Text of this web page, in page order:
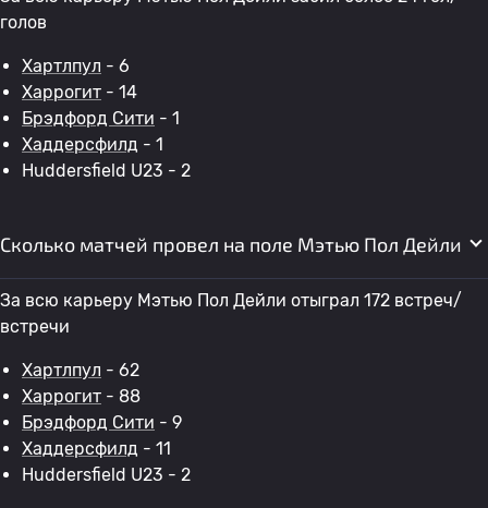
голов
Хартлпул - 6
Харрогит - 14
Брэдфорд Сити - 1
Хаддерсфилд - 1
Huddersfield U23 - 2
Сколько матчей провел на поле Мэтью Пол Дейли
За всю карьеру Мэтью Пол Дейли отыграл 172 встреч/
встречи
Хартлпул - 62
Харрогит - 88
Брэдфорд Сити - 9
Хаддерсфилд - 11
Huddersfield U23 - 2